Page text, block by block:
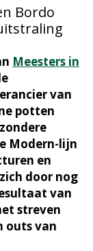
Bordo
Meesters in
van
potten
Modern-lijn
en
door nog
van
streven
outs van